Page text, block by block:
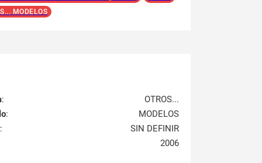
MODELOS
:
OTROS...
:
MODELOS
:
SIN DEFINIR
2006